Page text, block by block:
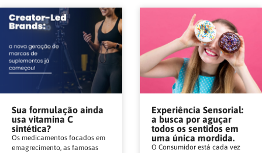
Sua formulação ainda
usa vitamina C
sintética?
Os medicamentos focados em
emagrecimento, as famosas
Experiência Sensorial:
a busca por aguçar
todos os sentidos em
uma única mordida.
O Consumidor está cada vez